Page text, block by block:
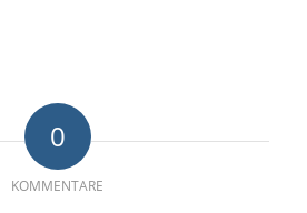
0
KOMMENTARE